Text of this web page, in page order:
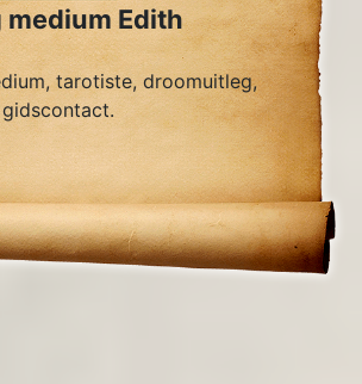
Edith
tarotiste, droomuitleg,